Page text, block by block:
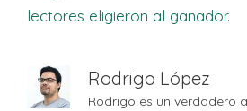
lectores eligieron al ganador.
Rodrigo López
Rodrigo es un verdadero